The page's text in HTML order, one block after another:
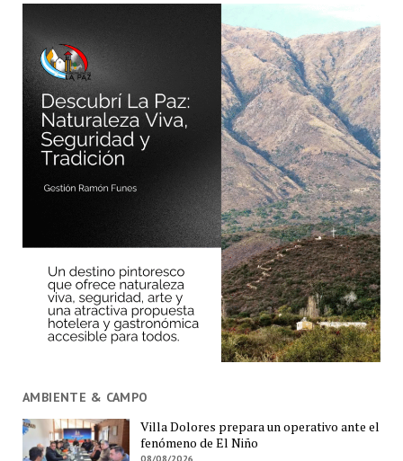
AMBIENTE & CAMPO
Villa Dolores prepara un operativo ante el
fenómeno de El Niño